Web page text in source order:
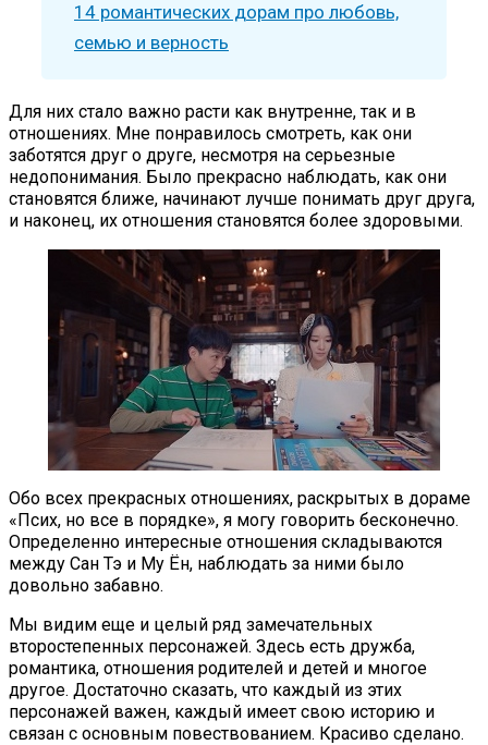
14 романтических дорам про любовь,
семью и верность
Для них стало важно расти как внутренне, так и в
отношениях. Мне понравилось смотреть, как они
заботятся друг о друге, несмотря на серьезные
недопонимания. Было прекрасно наблюдать, как они
становятся ближе, начинают лучше понимать друг друга,
и наконец, их отношения становятся более здоровыми.
Обо всех прекрасных отношениях, раскрытых в дораме
«Псих, но все в порядке», я могу говорить бесконечно.
Определенно интересные отношения складываются
между Сан Тэ и Му Ён, наблюдать за ними было
довольно забавно.
Мы видим еще и целый ряд замечательных
второстепенных персонажей. Здесь есть дружба,
романтика, отношения родителей и детей и многое
другое. Достаточно сказать, что каждый из этих
персонажей важен, каждый имеет свою историю и
связан с основным повествованием. Красиво сделано.